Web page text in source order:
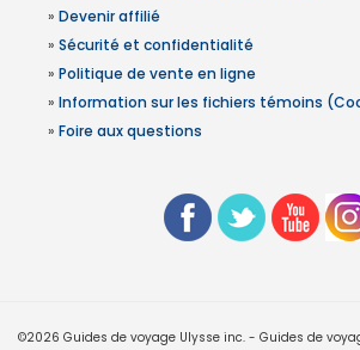
» Devenir affilié
» Sécurité et confidentialité
» Politique de vente en ligne
» Information sur les fichiers témoins
» Foire aux questions
©2026 Guides de voyage Ulysse inc. - Guides de